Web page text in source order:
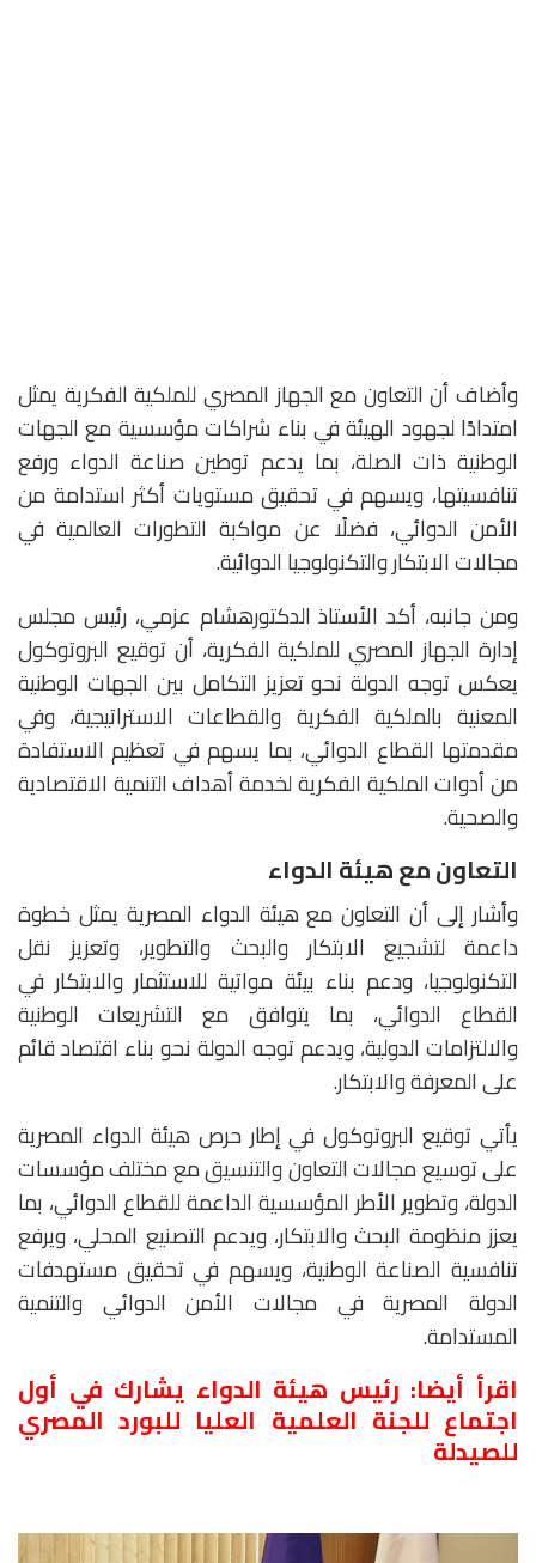
وأضاف أن التعاون مع الجهاز المصري للملكية الفكرية يمثل
امتدادًا لجهود الهيئة في بناء شراكات مؤسسية مع الجهات
الوطنية ذات الصلة، بما يدعم توطين صناعة الدواء ورفع
تنافسيتها، ويسهم في تحقيق مستويات أكثر استدامة من
الأمن الدوائي، فضلًا عن مواكبة التطورات العالمية في
مجالات الابتكار والتكنولوجيا الدوائية.
ومن جانبه، أكد الأستاذ الدكتورهشام عزمي، رئيس مجلس
إدارة الجهاز المصري للملكية الفكرية، أن توقيع البروتوكول
يعكس توجه الدولة نحو تعزيز التكامل بين الجهات الوطنية
المعنية بالملكية الفكرية والقطاعات الاستراتيجية، وفي
مقدمتها القطاع الدوائي، بما يسهم في تعظيم الاستفادة
من أدوات الملكية الفكرية لخدمة أهداف التنمية الاقتصادية
والصحية.
التعاون مع هيئة الدواء
وأشار إلى أن التعاون مع هيئة الدواء المصرية يمثل خطوة
داعمة لتشجيع الابتكار والبحث والتطوير، وتعزيز نقل
التكنولوجيا، ودعم بناء بيئة مواتية للاستثمار والابتكار في
القطاع الدوائي، بما يتوافق مع التشريعات الوطنية
والالتزامات الدولية، ويدعم توجه الدولة نحو بناء اقتصاد قائم
على المعرفة والابتكار.
يأتي توقيع البروتوكول في إطار حرص هيئة الدواء المصرية
على توسيع مجالات التعاون والتنسيق مع مختلف مؤسسات
الدولة، وتطوير الأطر المؤسسية الداعمة للقطاع الدوائي، بما
يعزز منظومة البحث والابتكار، ويدعم التصنيع المحلي، ويرفع
تنافسية الصناعة الوطنية، ويسهم في تحقيق مستهدفات
الدولة المصرية في مجالات الأمن الدوائي والتنمية
المستدامة.
اقرأ أيضا: رئيس هيئة الدواء يشارك في أول
اجتماع للجنة العلمية العليا للبورد المصري
للصيدلة